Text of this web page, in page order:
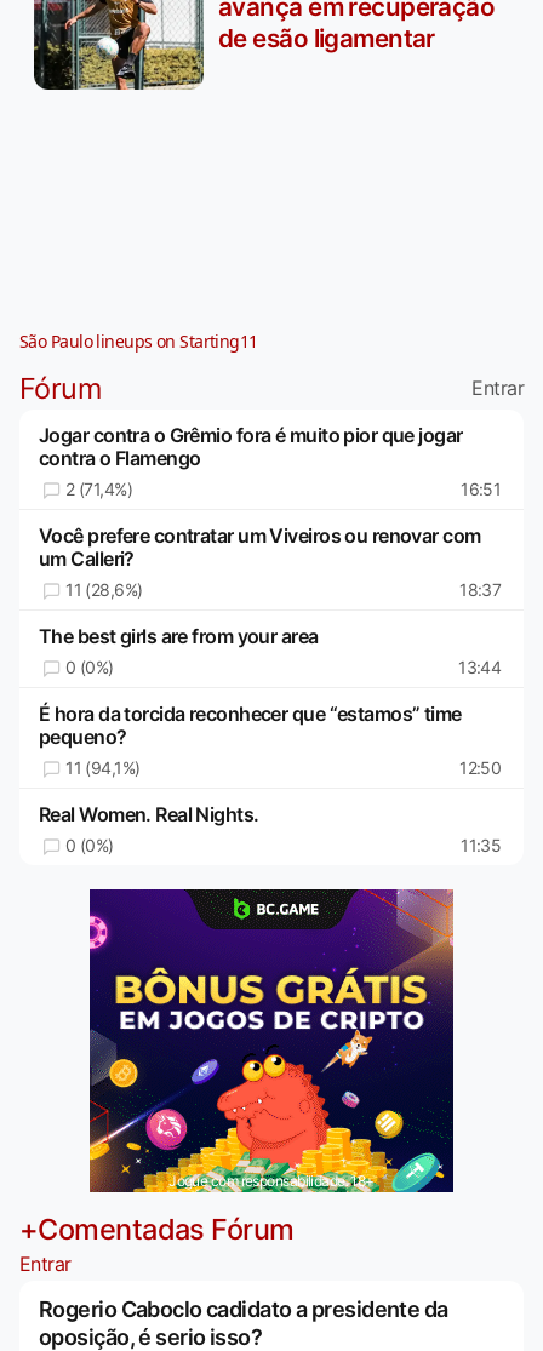
avança em recuperação
de esão ligamentar
São Paulo lineups on Starting11
Fórum
Entrar
Jogar contra o Grêmio fora é muito pior que jogar
contra o Flamengo
2 (71,4%) 16:51
Você prefere contratar um Viveiros ou renovar com
um Calleri?
11 (28,6%) 18:37
The best girls are from your area
0 (0%) 13:44
É hora da torcida reconhecer que “estamos” time
pequeno?
11 (94,1%) 12:50
Real Women. Real Nights.
0 (0%) 11:35
Jogue com responsabilidade. 18+
+Comentadas Fórum
Entrar
Rogerio Caboclo cadidato a presidente da
oposição, é serio isso?